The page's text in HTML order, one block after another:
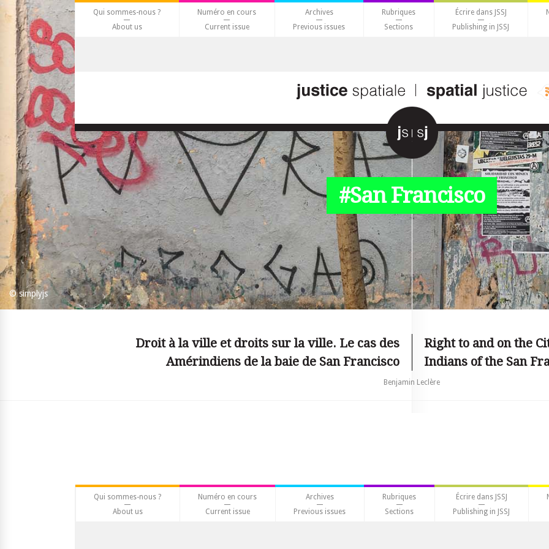
© simplyjs
Qui sommes-nous ?
About us
Numéro en cours
Current issue
Archives
Previous issues
Rubriques
Sections
Écrire dans JSSJ
Publishing in JSSJ
#San Francisco
Droit à la ville et droits sur la ville. Le cas des
Amérindiens de la baie de San Francisco
Right to and on the
Indians of the San
Benjamin Leclère
Qui sommes-nous ?
About us
Numéro en cours
Current issue
Archives
Previous issues
Rubriques
Sections
Écrire dans JSSJ
Publishing in JSSJ